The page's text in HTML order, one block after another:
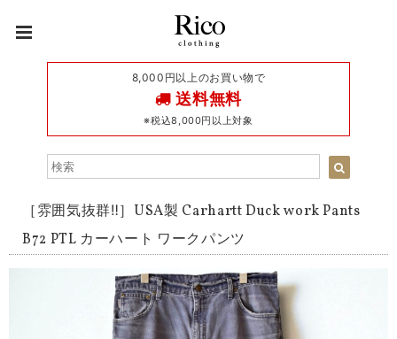
8,000円以上のお買い物で
送料無料
※税込8,000円以上対象
［雰囲気抜群‼︎］USA製 Carhartt Duck work Pants
B72 PTL カーハート ワークパンツ